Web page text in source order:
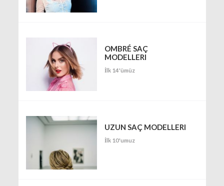
OMBRÉ SAÇ
MODELLERI
İlk 14'ümüz
UZUN SAÇ MODELLERI
İlk 10'umuz